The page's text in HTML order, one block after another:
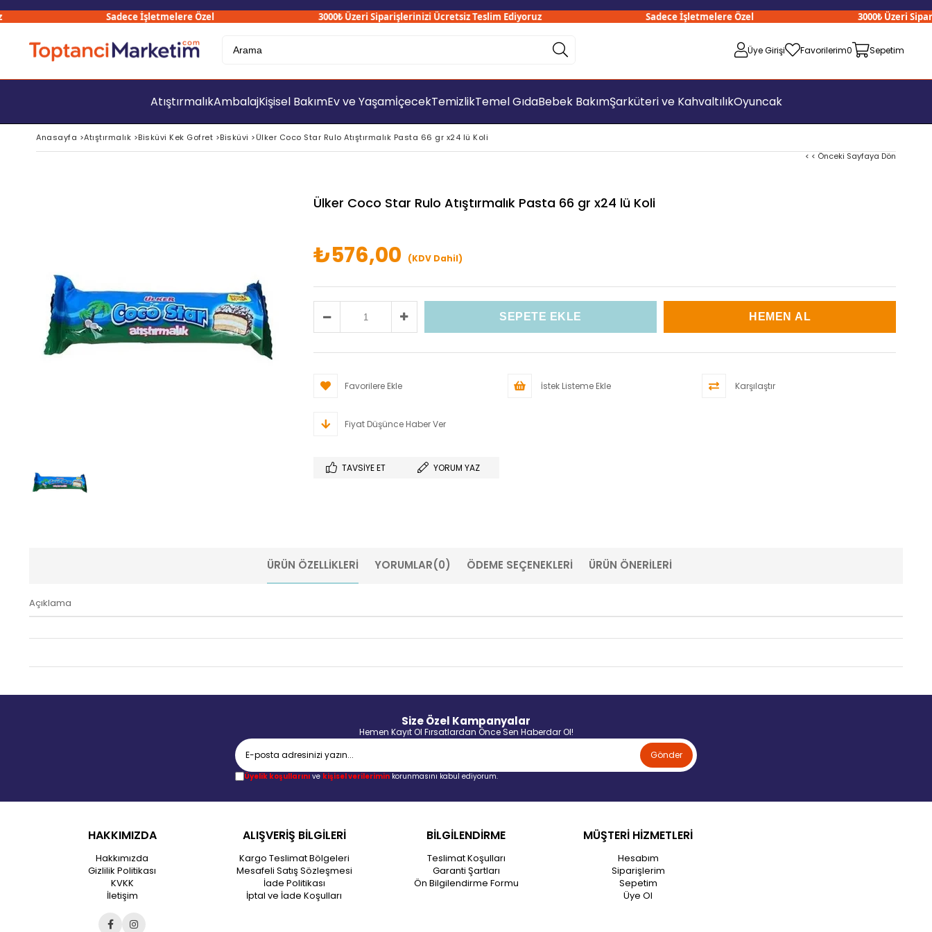
Sadece İşletmelere Özel 3000₺ Üzeri Siparişlerinizi Ücretsiz Teslim Ediyoruz Sadece İşletmelere Özel 3000₺ Üzeri
Üye Girişi Favorilerim0 Sepetim
AtıştırmalıkAmbalajKişisel BakımEv ve YaşamİçecekTemizlikTemel GıdaBebek BakımŞarküteri ve KahvaltılıkOyuncak
Anasayfa >Atıştırmalık >Bisküvi Kek Gofret >Bisküvi >Ülker Coco Star Rulo Atıştırmalık Pasta 66 gr x24 lü Koli
< < Önceki Sayfaya Dön
Ülker Coco Star Rulo Atıştırmalık Pasta 66 gr x24 lü Koli
₺576,00 (KDV Dahil)
Favorilere Ekle İstek Listeme Ekle Karşılaştır
Fiyat Düşünce Haber Ver
TAVSIYE ET YORUM YAZ
ÜRÜN ÖZELLIKLERI YORUMLAR(0) ÖDEME SEÇENEKLERI ÜRÜN ÖNERILERI
Açıklama
Size Özel Kampanyalar
Hemen Kayıt Ol Fırsatlardan Önce Sen Haberdar Ol!
Gönder
Üyelik koşullarınıve kişisel verileriminkorunmasını kabul ediyorum.
HAKKIMIZDA
Hakkımızda
Gizlilik Politikası
KVKK
İletişim
ALIŞVERİŞ BİLGİLERİ
Kargo Teslimat Bölgeleri
Mesafeli Satış Sözleşmesi
İade Politikası
İptal ve İade Koşulları
BİLGİLENDİRME
Teslimat Koşulları
Garanti Şartları
Ön Bilgilendirme Formu
MÜŞTERİ HİZMETLERİ
Hesabım
Siparişlerim
Sepetim
Üye Ol